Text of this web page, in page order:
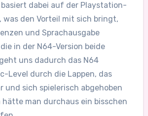
dabei auf der Playstation-
was den Vorteil mit sich bringt,
und Sprachausgabe
in der N64-Version beide
uns dadurch das N64
Level durch die Lappen, das
und sich spielerisch abgehoben
hätte man durchaus ein bisschen